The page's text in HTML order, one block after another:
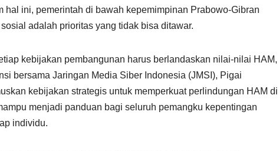
ini, pemerintah di bawah kepemimpinan Prabowo-Gibran
adalah prioritas yang tidak bisa ditawar.
kebijakan pembangunan harus berlandaskan nilai-nilai HAM,
bersama Jaringan Media Siber Indonesia (JMSI), Pigai
kebijakan strategis untuk memperkuat perlindungan HAM di
menjadi panduan bagi seluruh pemangku kepentingan
individu.